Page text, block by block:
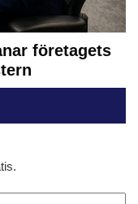
företagets